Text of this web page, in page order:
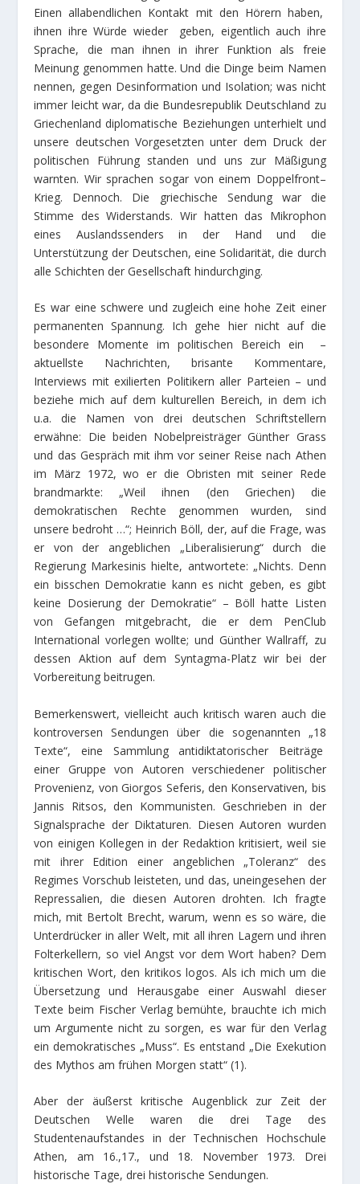
Einen allabendlichen Kontakt mit den Hörern haben,
ihnen ihre Würde wieder geben, eigentlich auch ihre
Sprache, die man ihnen in ihrer Funktion als freie
Meinung genommen hatte. Und die Dinge beim Namen
nennen, gegen Desinformation und Isolation; was nicht
immer leicht war, da die Bundesrepublik Deutschland zu
Griechenland diplomatische Beziehungen unterhielt und
unsere deutschen Vorgesetzten unter dem Druck der
politischen Führung standen und uns zur Mäßigung
warnten. Wir sprachen sogar von einem Doppelfront–
Krieg. Dennoch. Die griechische Sendung war die
Stimme des Widerstands. Wir hatten das Mikrophon
eines Auslandssenders in der Hand und die
Unterstützung der Deutschen, eine Solidarität, die durch
alle Schichten der Gesellschaft hindurchging.
Es war eine schwere und zugleich eine hohe Zeit einer
permanenten Spannung. Ich gehe hier nicht auf die
besondere Momente im politischen Bereich ein –
aktuellste Nachrichten, brisante Kommentare,
Interviews mit exilierten Politikern aller Parteien – und
beziehe mich auf dem kulturellen Bereich, in dem ich
u.a. die Namen von drei deutschen Schriftstellern
erwähne: Die beiden Nobelpreisträger Günther Grass
und das Gespräch mit ihm vor seiner Reise nach Athen
im März 1972, wo er die Obristen mit seiner Rede
brandmarkte: „Weil ihnen (den Griechen) die
demokratischen Rechte genommen wurden, sind
unsere bedroht …“; Heinrich Böll, der, auf die Frage, was
er von der angeblichen „Liberalisierung“ durch die
Regierung Markesinis hielte, antwortete: „Nichts. Denn
ein bisschen Demokratie kann es nicht geben, es gibt
keine Dosierung der Demokratie“ – Böll hatte Listen
von Gefangen mitgebracht, die er dem PenClub
International vorlegen wollte; und Günther Wallraff, zu
dessen Aktion auf dem Syntagma-Platz wir bei der
Vorbereitung beitrugen.
Bemerkenswert, vielleicht auch kritisch waren auch die
kontroversen Sendungen über die sogenannten „18
Texte“, eine Sammlung antidiktatorischer Beiträge
einer Gruppe von Autoren verschiedener politischer
Provenienz, von Giorgos Seferis, den Konservativen, bis
Jannis Ritsos, den Kommunisten. Geschrieben in der
Signalsprache der Diktaturen. Diesen Autoren wurden
von einigen Kollegen in der Redaktion kritisiert, weil sie
mit ihrer Edition einer angeblichen „Toleranz“ des
Regimes Vorschub leisteten, und das, uneingesehen der
Repressalien, die diesen Autoren drohten. Ich fragte
mich, mit Bertolt Brecht, warum, wenn es so wäre, die
Unterdrücker in aller Welt, mit all ihren Lagern und ihren
Folterkellern, so viel Angst vor dem Wort haben? Dem
kritischen Wort, den kritikos logos. Als ich mich um die
Übersetzung und Herausgabe einer Auswahl dieser
Texte beim Fischer Verlag bemühte, brauchte ich mich
um Argumente nicht zu sorgen, es war für den Verlag
ein demokratisches „Muss“. Es entstand „Die Exekution
des Mythos am frühen Morgen statt“ (1).
Aber der äußerst kritische Augenblick zur Zeit der
Deutschen Welle waren die drei Tage des
Studentenaufstandes in der Technischen Hochschule
Athen, am 16.,17., und 18. November 1973. Drei
historische Tage, drei historische Sendungen.